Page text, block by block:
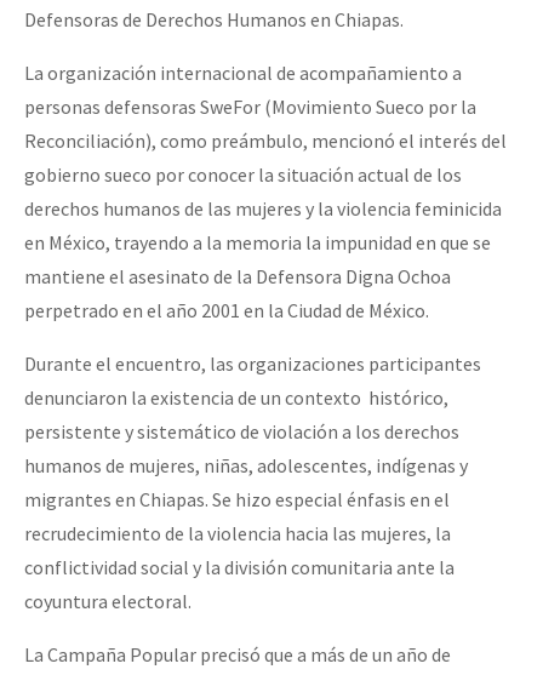
Defensoras de Derechos Humanos en Chiapas.
La organización internacional de acompañamiento a
personas defensoras SweFor (Movimiento Sueco por la
Reconciliación), como preámbulo, mencionó el interés del
gobierno sueco por conocer la situación actual de los
derechos humanos de las mujeres y la violencia feminicida
en México, trayendo a la memoria la impunidad en que se
mantiene el asesinato de la Defensora Digna Ochoa
perpetrado en el año 2001 en la Ciudad de México.
Durante el encuentro, las organizaciones participantes
denunciaron la existencia de un contexto histórico,
persistente y sistemático de violación a los derechos
humanos de mujeres, niñas, adolescentes, indígenas y
migrantes en Chiapas. Se hizo especial énfasis en el
recrudecimiento de la violencia hacia las mujeres, la
conflictividad social y la división comunitaria ante la
coyuntura electoral.
La Campaña Popular precisó que a más de un año de